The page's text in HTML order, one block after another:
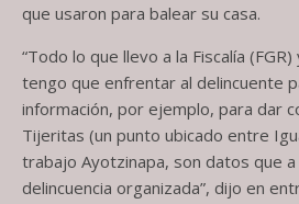
que usaron para balear su casa.
“Todo lo que llevo a la Fiscalía
tengo que enfrentar al delincuente
información, por ejemplo, para dar
Tijeritas (un punto ubicado entre
trabajo Ayotzinapa, son datos que a
delincuencia organizada”, dijo en